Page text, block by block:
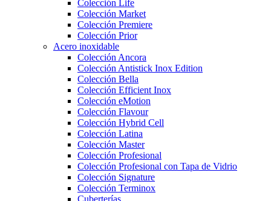
Colección Life
Colección Market
Colección Premiere
Colección Prior
Acero inoxidable
Colección Ancora
Colección Antistick Inox Edition
Colección Bella
Colección Efficient Inox
Colección eMotion
Colección Flavour
Colección Hybrid Cell
Colección Latina
Colección Master
Colección Profesional
Colección Profesional con Tapa de Vidrio
Colección Signature
Colección Terminox
Cuberterías